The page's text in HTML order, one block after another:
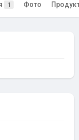
1 Фото